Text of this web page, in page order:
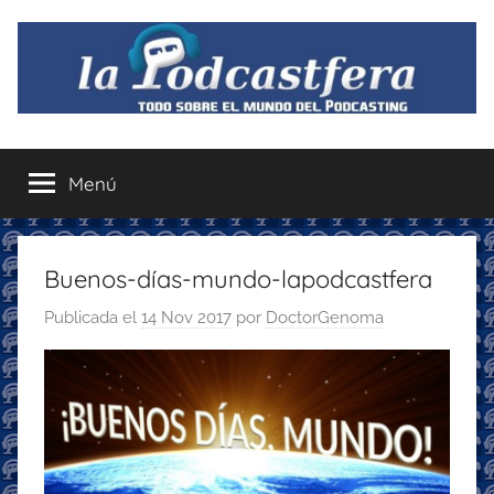
contenido
La
Podcastfera
el
mundo
del
podcasting
recomendaciones
para
podcastfera
Menú
Buenos-días-mundo-lapodcastfera
Publicada el 14 Nov 2017 por DoctorGenoma